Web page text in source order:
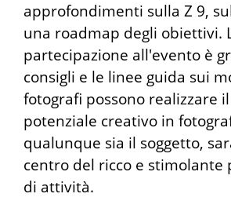
approfondimenti sulla Z 9,
una roadmap degli obiettivi.
partecipazione all'evento è
consigli e le linee guida sui
fotografi possono realizzare
potenziale creativo in
qualunque sia il soggetto,
centro del ricco e stimolante
di attività.